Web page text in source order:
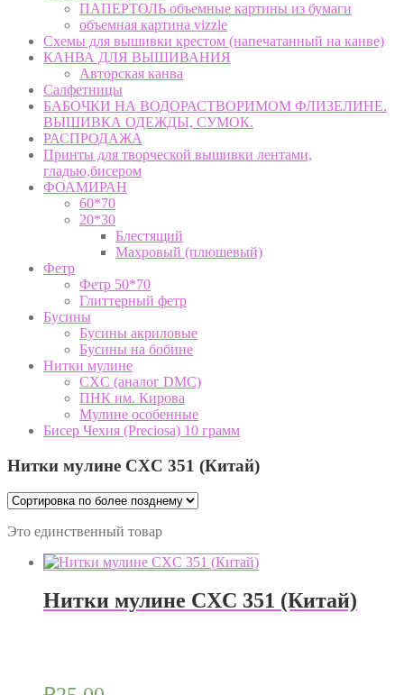
ПАПЕРТОЛЬ объемные картины из бумаги
объемная картина vizzle
Схемы для вышивки крестом (напечатанный на канве)
КАНВА ДЛЯ ВЫШИВАНИЯ
Авторская канва
Салфетницы
БАБОЧКИ НА ВОДОРАСТВОРИМОМ ФЛИЗЕЛИНЕ.
ВЫШИВКА ОДЕЖДЫ, СУМОК.
РАСПРОДАЖА
Принты для творческой вышивки лентами,
гладью,бисером
ФОАМИРАН
60*70
20*30
Блестящий
Махровый (плюшевый)
Фетр
Фетр 50*70
Глиттерный фетр
Бусины
Бусины акриловые
Бусины на бобине
Нитки мулине
CXC (аналог DMC)
ПНК им. Кирова
Мулине особенные
Бисер Чехия (Preciosa) 10 грамм
Нитки мулине CXC 351 (Китай)
Это единственный товар
Нитки мулине CXC 351 (Китай)